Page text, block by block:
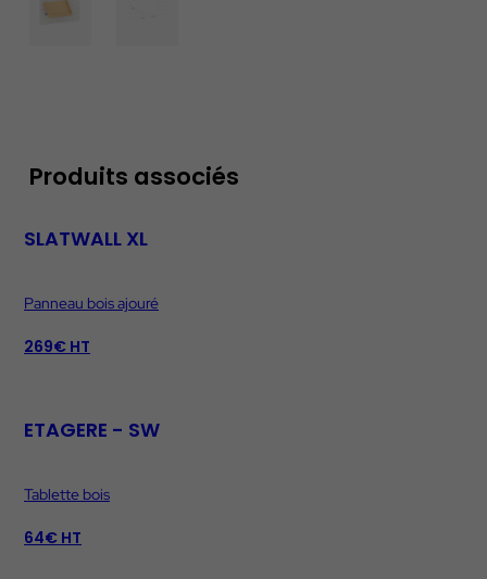
Produits associés
SLATWALL XL
Panneau bois ajouré
269€ HT
ETAGERE - SW
Tablette bois
64€ HT